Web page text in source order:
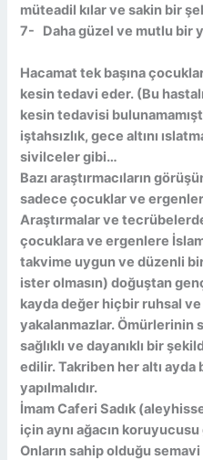
müteadil kılar ve sakin bir
7- Daha güzel ve mutlu bir
Hacamat tek başına
kesin tedavi eder. (Bu
kesin tedavisi
iştahsızlık, gece altını
sivilceler gibi…
Bazı araştırmacıların
sadece çocuklar ve
Araştırmalar ve
çocuklara ve ergenlere
takvime uygun ve düzenli
ister olmasın) doğuştan
kayda değer hiçbir ruhsal
yakalanmazlar. Ömürlerinin
sağlıklı ve dayanıklı bir
edilir. Takriben her altı
yapılmalıdır.
İmam Caferi Sadık
için aynı ağacın
Onların sahip olduğu